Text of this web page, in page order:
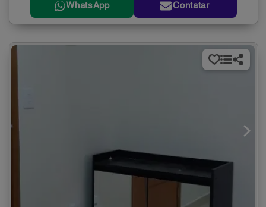
WhatsApp Contatar